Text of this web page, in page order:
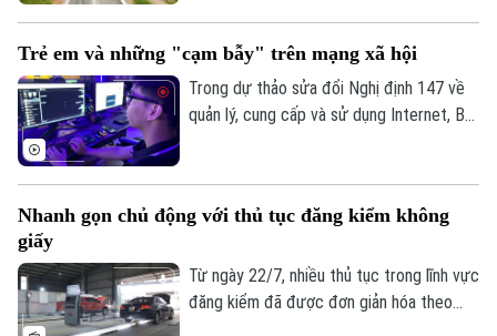
quả đầu tư.
Trẻ em và những "cạm bẫy" trên mạng xã hội
Trong dự thảo sửa đổi Nghị định 147 về
quản lý, cung cấp và sử dụng Internet, Bộ
Liệu đây có phải là giải pháp hiệu quả để
sẽ làm hạn chế quyền tham gia của các
em trong môi trường số?
Nhanh gọn chủ động với thủ tục đăng kiểm không
giấy
Từ ngày 22/7, nhiều thủ tục trong lĩnh vực
đăng kiểm đã được đơn giản hóa theo